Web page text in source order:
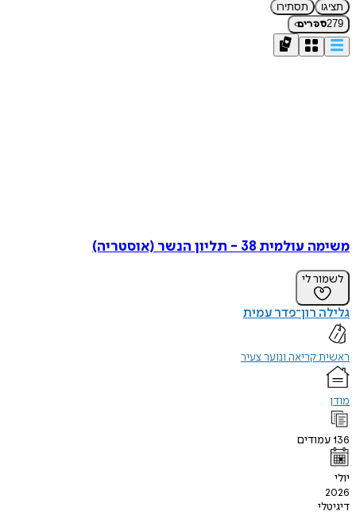
תציגו
תסתירו
279ספרים›
משימה עולמית 38 - תליון הנשר (אוסטריה)
לשמור לי
גלילה רון־פדר עמית
ראשית קריאה ונוער צעיר
מודן
136עמודים
יולי
2026
דיגיטלי